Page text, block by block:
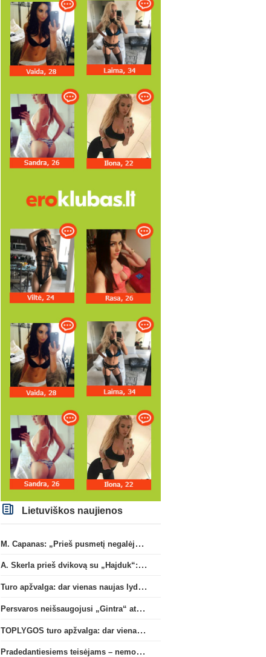
„Manchester United“ klubą
palieka du atsarginiai
vartininkai
M. ter Stegenas: „Turime
Lietuviškos naujienos
M. Capanas: „Prieš pusmetį negalėjau net įsivaizduoti, kad žaisime prieš „Hajduk“
A. Skerla prieš dvikovą su „Hajduk“: „Tai kito kalibro komanda“
Turo apžvalga: dar vienas naujas lyderis
Persvaros neišsaugojusi „Gintra“ atrankos pusfinalyje nusileido Škotijos čempionėms
TOPLYGOS turo apžvalga: dar vienas naujas lyderis
Pradedantiesiems teisėjams – nemokamas seminaras Vilniuje šį penktadienį